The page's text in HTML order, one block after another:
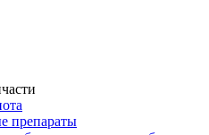
препараты